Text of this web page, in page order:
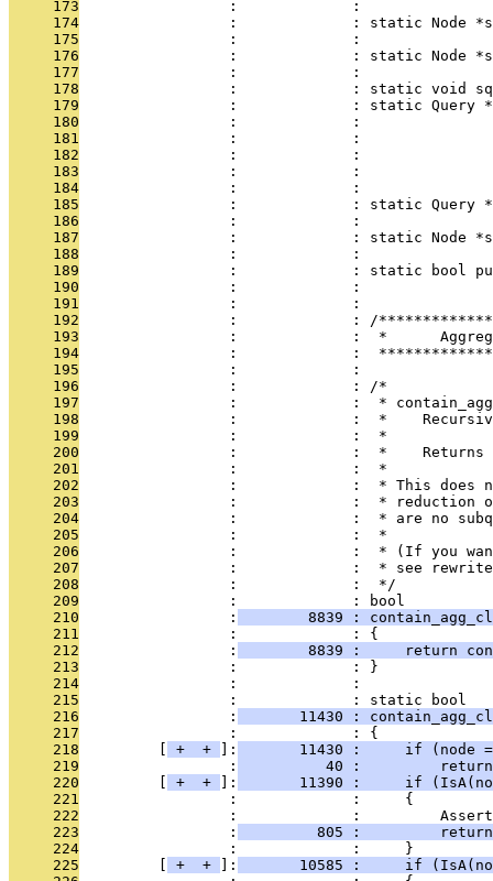
     173
:             :
     174
:             : static Node
     175
:             :
     176
:             : static Node
     177
:             :
     178
:             : static void
     179
:             : static Query
     180
:             :
     181
:             :
     182
:             :
     183
:             :
     184
:             :
     185
:             : static Query
     186
:             :
     187
:             : static Node
     188
:             :
     189
:             : static bool
     190
                 :             :
     191
                 :             :
     192
:             : /
     193
:             :  *
     194
:             :
     195
                 :             :
     196
                 :             : /*
     197
:             :  *
     198
:             :  *
     199
                 :             :  *
     200
:             :  *    Returns
     201
                 :             :  *
     202
:             :  * This does
     203
:             :  * reduction
     204
:             :  * are no
     205
                 :             :  *
     206
:             :  * (If you
     207
:             :  * see
     208
                 :             :  */
     209
                 :             : bool
     210
                 :
8839 :
     211
                 :             : {
     212
                 :
8839 :     return
     213
                 :             : }
     214
                 :             :
     215
                 :             : static bool
     216
                 :
11430 :
     217
                 :             : {
     218
+ + ]:
11430 :     if (node
     219
                 :
40 :
     220
+ + ]:
11390 :     if
     221
                 :             :     {
     222
:             :
     223
                 :
805 :
     224
                 :             :     }
     225
+ + ]:
10585 :     if